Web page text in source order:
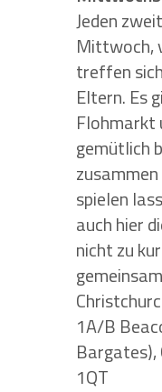
Jeden
Mittwoch,
treffen
Eltern. Es
Flohmarkt
gemütlich
spielen
auch hier
nicht zu
1A/B
1QT